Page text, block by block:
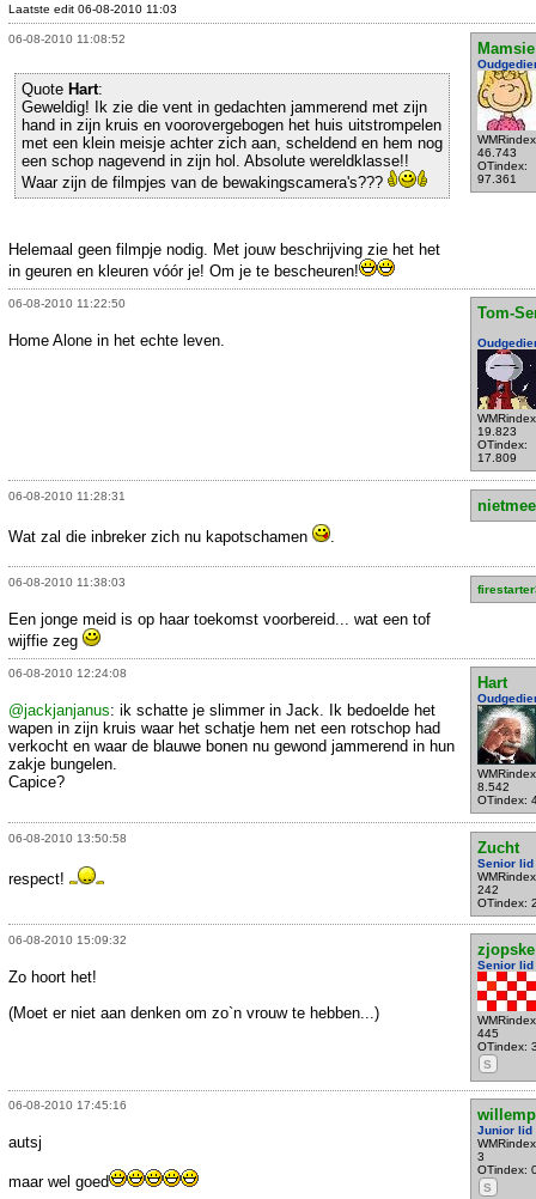
Laatste edit 06-08-2010 11:03
06-08-2010 11:08:52
Mamsie
46.743
OTindex:
97.361
Quote Hart:
Geweldig! Ik zie die vent in gedachten jammerend met zijn
hand in zijn kruis en voorovergebogen het huis uitstrompelen
met een klein meisje achter zich aan, scheldend en hem nog
een schop nagevend in zijn hol. Absolute wereldklasse!!
Waar zijn de filmpjes van de bewakingscamera's???
Helemaal geen filmpje nodig. Met jouw beschrijving zie het het
in geuren en kleuren vóór je! Om je te bescheuren!
06-08-2010 11:22:50
Tom-
19.823
OTindex:
17.809
Home Alone in het echte leven.
06-08-2010 11:28:31
Wat zal die inbreker zich nu kapotschamen
06-08-2010 11:38:03
Een jonge meid is op haar toekomst voorbereid... wat een tof
wijffie zeg
06-08-2010 12:24:08
Hart
8.542
OTindex:
@jackjanjanus: ik schatte je slimmer in Jack. Ik bedoelde het
wapen in zijn kruis waar het schatje hem net een rotschop had
verkocht en waar de blauwe bonen nu gewond jammerend in hun
zakje bungelen.
Capice?
06-08-2010 13:50:58
Zucht
Senior lid
242
OTindex:
respect!
06-08-2010 15:09:32
zjopske
Senior lid
445
OTindex:
S
Zo hoort het!
(Moet er niet aan denken om zo`n vrouw te hebben...)
06-08-2010 17:45:16
Junior lid
3
OTindex:
S
autsj
maar wel goed